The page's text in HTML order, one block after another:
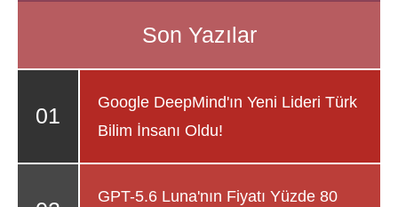
Google DeepMind'ın Yeni Lideri Türk
Bilim İnsanı Oldu!
GPT-5.6 Luna'nın Fiyatı Yüzde 80